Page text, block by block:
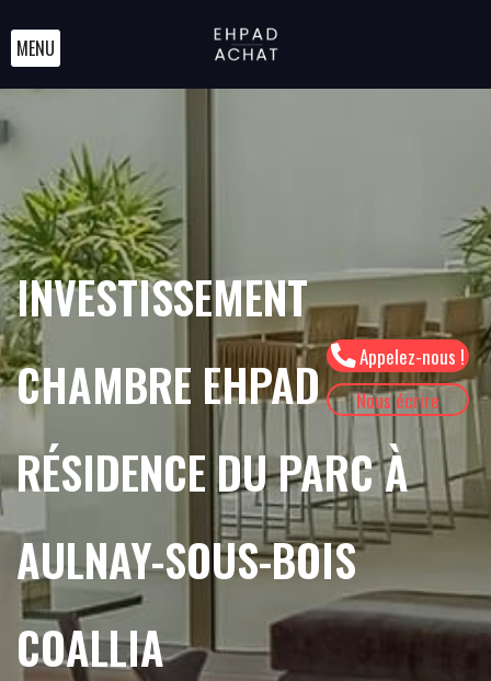
Appelez-nous !
Nous écrire
MENU
INVESTISSEMENT
CHAMBRE EHPAD
RÉSIDENCE DU PARC À
AULNAY-SOUS-BOIS
COALLIA